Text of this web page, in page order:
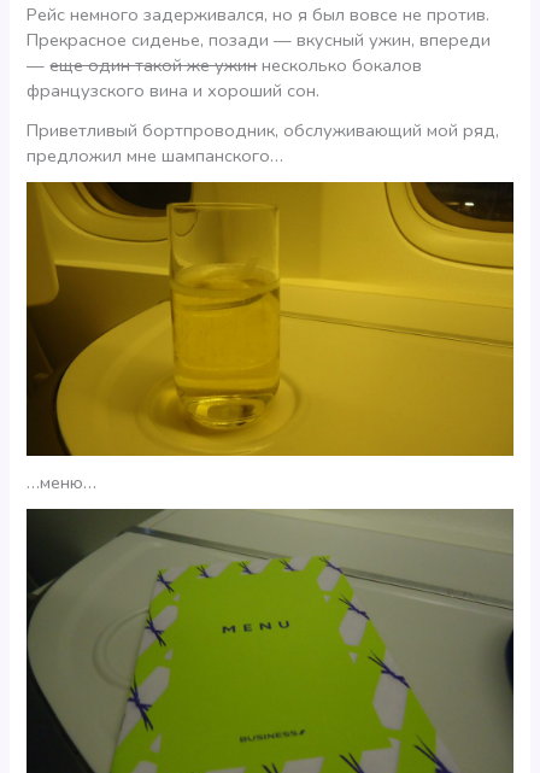
Рейс немного задерживался, но я был вовсе не против.
Прекрасное сиденье, позади — вкусный ужин, впереди
—еще один такой же ужиннесколько бокалов
французского вина и хороший сон.
Приветливый бортпроводник, обслуживающий мой ряд,
предложил мне шампанского…
…меню…